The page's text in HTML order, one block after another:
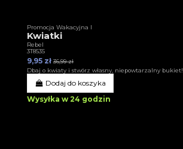
Promocja Wakacyjna I
Kwiatki
Rebel
3T8535
9,95 zł 36,99 zł
Dbaj o kwiaty i stwórz własny, niepowtarzalny bukiet!
Dodaj do koszyka
Wysyłka w 24 godzin